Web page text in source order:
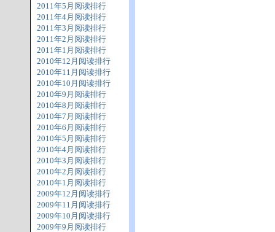
2011年5月阅读排行
2011年4月阅读排行
2011年3月阅读排行
2011年2月阅读排行
2011年1月阅读排行
2010年12月阅读排行
2010年11月阅读排行
2010年10月阅读排行
2010年9月阅读排行
2010年8月阅读排行
2010年7月阅读排行
2010年6月阅读排行
2010年5月阅读排行
2010年4月阅读排行
2010年3月阅读排行
2010年2月阅读排行
2010年1月阅读排行
2009年12月阅读排行
2009年11月阅读排行
2009年10月阅读排行
2009年9月阅读排行